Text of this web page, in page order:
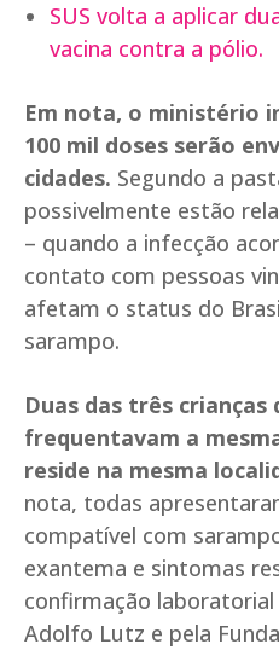
SUS volta a aplicar
vacina contra a pólio.
Em nota, o ministério
100 mil doses serão
cidades. Segundo a
possivelmente estão
– quando a infecção
contato com pessoas
afetam o status do
sarampo.
Duas das três
frequentavam a
reside na mesma
nota, todas
compatível com
exantema e sintomas
confirmação
Adolfo Lutz e pela